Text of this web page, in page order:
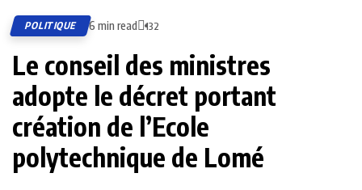
POLITIQUE 6 min read 132
Le conseil des ministres
adopte le décret portant
création de l’Ecole
polytechnique de Lomé